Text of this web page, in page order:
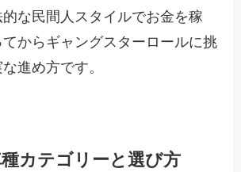
な民間人スタイルでお金を稼
からギャングスターロールに挑
進め方です。
カテゴリーと選び方